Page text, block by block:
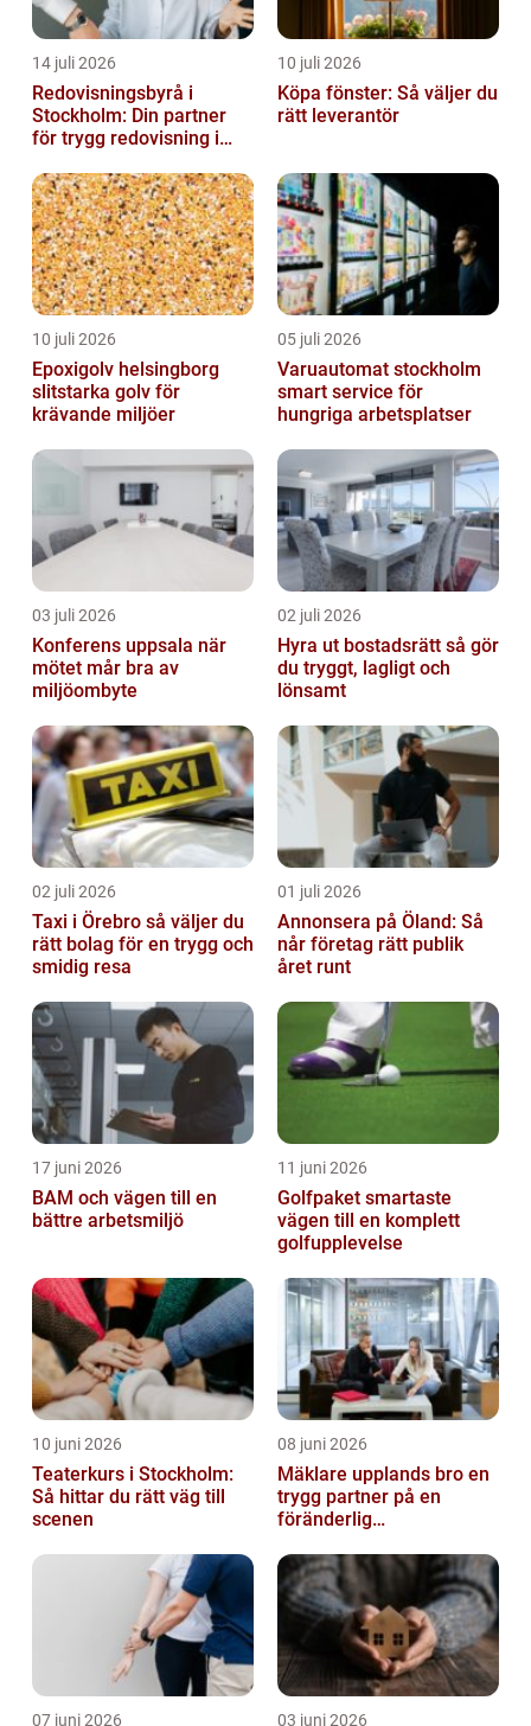
14 juli 2026
Redovisningsbyrå i
Stockholm: Din partner
för trygg redovisning i
10 juli 2026
Köpa fönster: Så väljer du
rätt leverantör
10 juli 2026
Epoxigolv helsingborg
slitstarka golv för
krävande miljöer
05 juli 2026
Varuautomat stockholm
smart service för
hungriga arbetsplatser
03 juli 2026
Konferens uppsala när
mötet mår bra av
miljöombyte
02 juli 2026
Hyra ut bostadsrätt så gör
du tryggt, lagligt och
lönsamt
02 juli 2026
Taxi i Örebro så väljer du
rätt bolag för en trygg och
smidig resa
01 juli 2026
Annonsera på Öland: Så
når företag rätt publik
året runt
17 juni 2026
BAM och vägen till en
bättre arbetsmiljö
11 juni 2026
Golfpaket smartaste
vägen till en komplett
golfupplevelse
10 juni 2026
Teaterkurs i Stockholm:
Så hittar du rätt väg till
scenen
08 juni 2026
Mäklare upplands bro en
trygg partner på en
föränderlig
07 juni 2026 03 juni 2026